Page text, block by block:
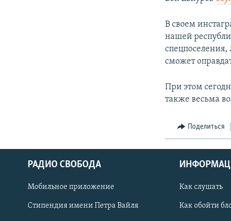
СОЦИАЛЬНЫЕ СЕТИ
В своем
нашей
спецпоселения,
сможет
При этом
также весьма
Поделиться
РАДИО СВОБОДА
Мобильное приложение
Стипендия имени Петра Вайля
Как слушать
Как обойти